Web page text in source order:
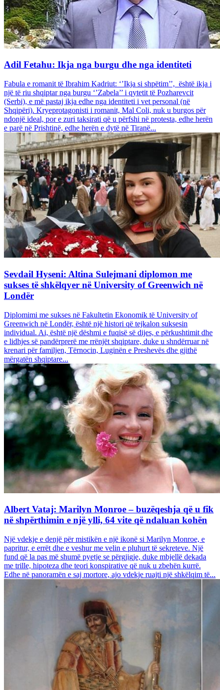
Adil Fetahu: Ikja nga burgu dhe nga identiteti
Fabula e romanit të Ibrahim Kadriut: ‘’Ikja si shpëtim’’, është ikja i
një të riu shqiptar nga burgu ‘’Zabela’’ i qytetit të Pozharevcit
(Serbi), e më pastaj ikja edhe nga identiteti i vet personal (në
Shqipëri). Kryeprotagonisti i romanit, Mal Coli, nuk u burgos për
ndonjë ideal, por e zuri taksirati që u përfshi në protesta, edhe herën
e parë në Prishtinë, edhe herën e dytë në Tiranë...
Sevdail Hyseni: Altina Sulejmani diplomon me
sukses të shkëlqyer në University of Greenwich në
Londër
Diplomimi me sukses në Fakultetin Ekonomik të University of
Greenwich në Londër, është një histori që tejkalon suksesin
individual. Ai, është një dëshmi e fuqisë së dijes, e përkushtimit dhe
e lidhjes së pandërprerë me rrënjët shqiptare, duke u shndërruar në
krenari për familjen, Tërnocin, Luginën e Preshevës dhe gjithë
mërgatën shqiptare...
Albert Vataj: Marilyn Monroe – buzëqeshja që u fik
në shpërthimin e një ylli, 64 vite që ndaluan kohën
Një vdekje e denjë për mistikën e një ikonë si Marilyn Monroe, e
papritur, e errët dhe e veshur me velin e pluhurt të sekreteve. Një
fund që la pas më shumë pyetje se përgjigje, duke mbjellë dekada
me trille, hipoteza dhe teori konspirative që nuk u zbehën kurrë.
Edhe në panoramën e saj mortore, ajo vdekje ruajti një shkëlqim të...